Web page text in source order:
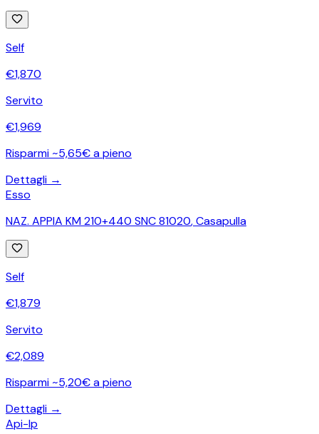
Self
€1,870
Servito
€1,969
Risparmi ~5,65€ a pieno
Dettagli →
Esso
NAZ. APPIA KM 210+440 SNC 81020,Casapulla
Self
€1,879
Servito
€2,089
Risparmi ~5,20€ a pieno
Dettagli →
Api-Ip